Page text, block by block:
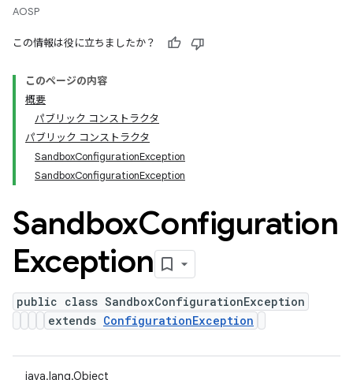
AOSP
この情報は役に立ちましたか？
このページの内容
概要
パブリック コンストラクタ
パブリック コンストラクタ
SandboxConfigurationException
SandboxConfigurationException
SandboxConfiguration
Exception
public class SandboxConfigurationException
extends ConfigurationException
java.lang.Object